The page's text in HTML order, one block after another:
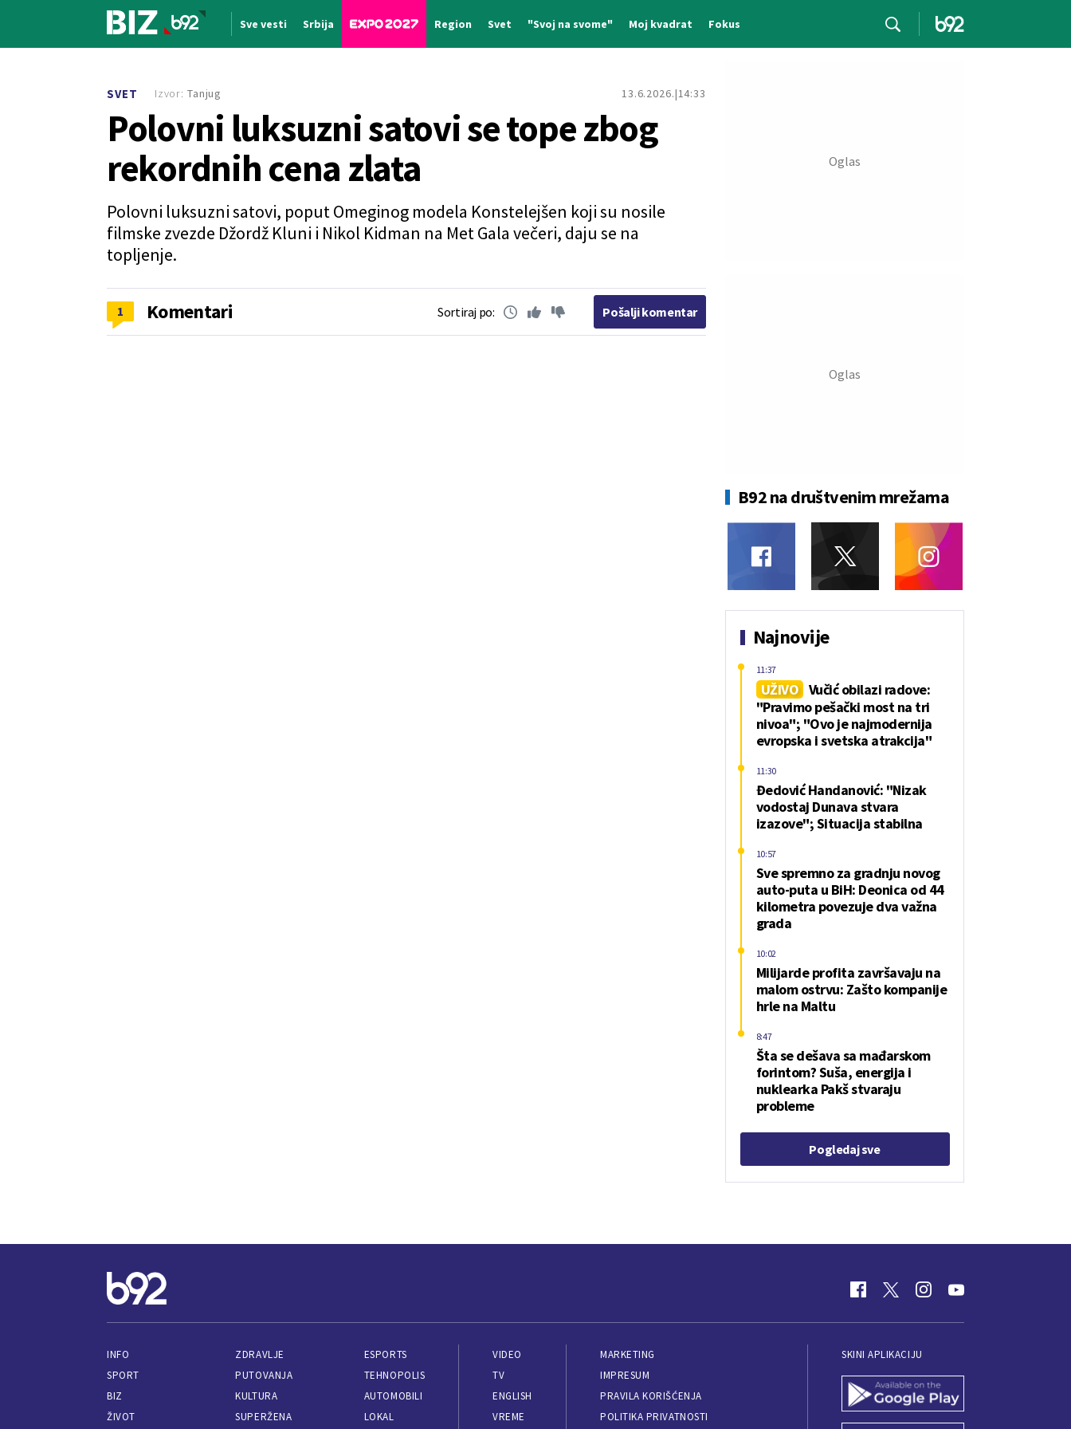
Sve vesti Srbija Region Svet "Svoj na svome" Moj kvadrat Fokus
SVET 13.6.2026. 14:33
Polovni luksuzni satovi se tope zbog
rekordnih cena zlata
Polovni luksuzni satovi, poput Omeginog modela Konstelejšen koji su nosile
filmske zvezde Džordž Kluni i Nikol Kidman na Met Gala večeri, daju se na
topljenje.
Izvor: Tanjug
1 Komentari Sortiraj po: Pošalji komentar
B92 na društvenim mrežama
Najnovije
UŽIVO Vučić obilazi radove:
"Pravimo pešački most na tri
nivoa"; "Ovo je najmodernija
evropska i svetska atrakcija"
11:37
Đedović Handanović: "Nizak
vodostaj Dunava stvara
izazove"; Situacija stabilna
11:30
Sve spremno za gradnju novog
auto-puta u BiH: Deonica od 44
kilometra povezuje dva važna
grada
10:57
Milijarde profita završavaju na
malom ostrvu: Zašto kompanije
hrle na Maltu
10:02
Šta se dešava sa mađarskom
forintom? Suša, energija i
nuklearka Pakš stvaraju
probleme
8:47
Pogledaj sve
INFO
SPORT
BIZ
ŽIVOT
ZDRAVLJE
PUTOVANJA
KULTURA
SUPERŽENA
ESPORTS
TEHNOPOLIS
AUTOMOBILI
LOKAL
VIDEO
TV
ENGLISH
VREME
MARKETING
IMPRESUM
PRAVILA KORIŠĆENJA
POLITIKA PRIVATNOSTI
SKINI APLIKACIJU